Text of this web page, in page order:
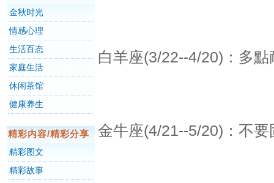
金秋时光
情感心理
生活百态
家庭生活
休闲茶馆
健康养生
精彩内容/精彩分享
精彩图文
精彩故事
白羊座(3/22--4/20)：多
金牛座(4/21--5/20)：不